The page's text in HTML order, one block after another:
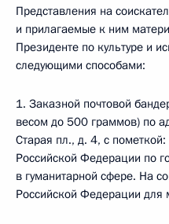
Представления на
и прилагаемые к ним
Президенте по культуре и
следующими способами:
1. Заказной почтовой
весом до 500 граммов) по
Старая пл., д. 4, с
Российской Федерации по
в гуманитарной сфере. На
Российской Федерации для